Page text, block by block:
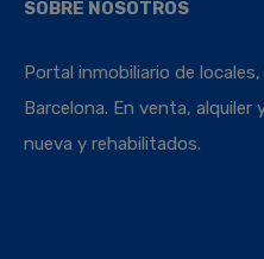
SOBRE NOSOTROS
Portal inmobiliario de
Barcelona. En venta,
nueva y rehabilitados.